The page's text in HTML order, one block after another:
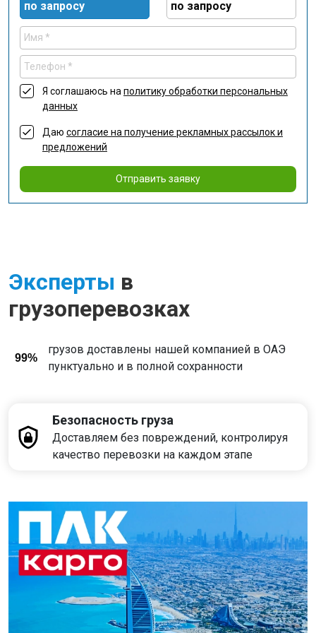
по запросу по запросу
Я соглашаюсь наполитику обработки персональных
данных
Даю согласие на получение рекламных рассылок и
предложений
Отправить заявку
Эксперты в
грузоперевозках
99%
грузов доставлены нашей компанией в ОАЭ
пунктуально и в полной сохранности
Безопасность груза
Доставляем без повреждений, контролируя
качество перевозки на каждом этапе